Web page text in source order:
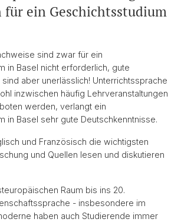
für ein Geschichtsstudium
sind zwar für ein
in Basel nicht erforderlich, gute
aber unerlässlich! Unterrichtssprache
inzwischen häufig Lehrveranstaltungen
werden, verlangt ein
in Basel sehr gute Deutschkenntnisse.
und Französisch die wichtigsten
und Quellen lesen und diskutieren
Raum bis ins 20.
- insbesondere im
haben auch Studierende immer